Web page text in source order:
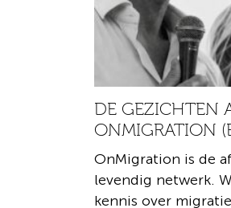
DE GEZICHTEN
ONMIGRATION
OnMigration is de
levendig netwerk.
kennis over